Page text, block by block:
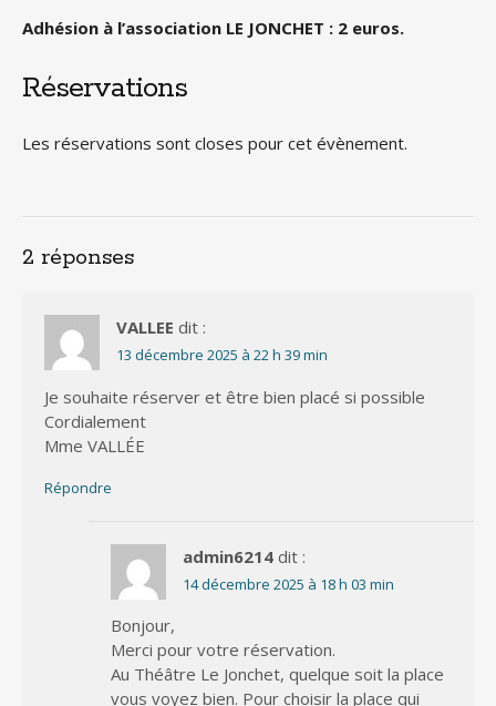
Adhésion à l’association LE JONCHET : 2 euros.
Réservations
Les réservations sont closes pour cet évènement.
2 réponses
VALLEE dit :
13 décembre 2025 à 22 h 39 min
Je souhaite réserver et être bien placé si possible
Cordialement
Mme VALLÉE
Répondre
admin6214 dit :
14 décembre 2025 à 18 h 03 min
Bonjour,
Merci pour votre réservation.
Au Théâtre Le Jonchet, quelque soit la place
vous voyez bien. Pour choisir la place qui